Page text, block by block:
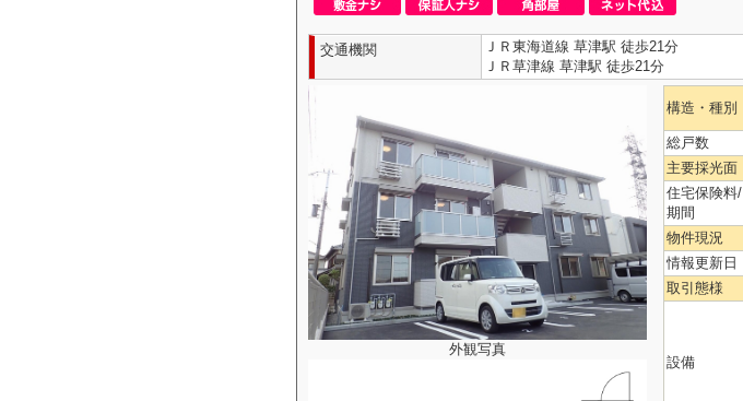
交通機関
ＪＲ東海道線 草津駅 徒歩21分
ＪＲ草津線 草津駅 徒歩21分
外観写真
構造・種別
総戸数
主要採光面
住宅保険料/
期間
物件現況
情報更新日
取引態様
設備